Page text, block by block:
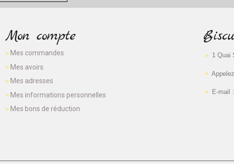
Mon compte
Mes commandes
Mes avoirs
Mes adresses
Mes informations personnelles
Mes bons de réduction
1 Quai
E-mail :